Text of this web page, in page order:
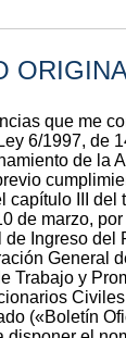
que me
6/1997, de
de la
capítulo III del
de marzo,
Ingreso del
General
Trabajo y
(«Boletín